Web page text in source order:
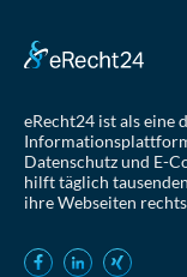
eRecht24 ist als eine
Datenschutz und E-
hilft täglich
ihre Webseiten